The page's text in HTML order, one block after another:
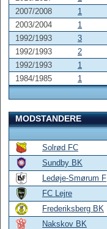
2007/2008
1
2003/2004
1
1992/1993
3
1992/1993
2
1992/1993
1
1984/1985
1
MODSTANDERE
Solrød FC
Sundby BK
Ledøje-Smørum F
FC Lejre
Frederiksberg BK
Nakskov BK